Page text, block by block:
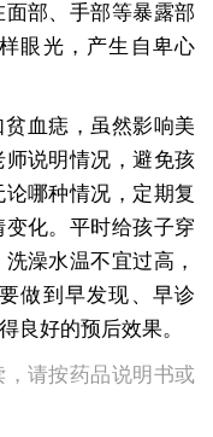
部、手部等暴露部
眼光，产生自卑心
血痣，虽然影响美
说明情况，避免孩
哪种情况，定期复
化。平时给孩子穿
澡水温不宜过高，
做到早发现、早诊
良好的预后效果。
请按药品说明书或